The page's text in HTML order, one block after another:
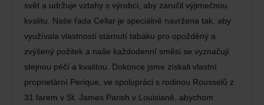
svět a udržuje vztahy s výrobci, aby zaručil výjimečnou
kvalitu. Naše řada Cellar je speciálně navržena tak, aby
využívala vlastností stárnutí tabáku pro opožděný a
zvýšený požitek a naše každodenní směsi se vyznačují
stejnou péčí a kvalitou. Dokonce jsme získali vlastní
proprietární Perique, ve spolupráci s rodinou Rousselů z
31 farem v St. James Parish v Louisianě, abychom